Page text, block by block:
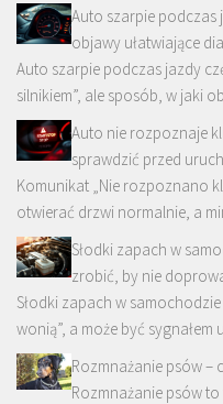
Auto szarpie podczas
objawy ułatwiające
Auto szarpie podczas jazdy
silnikiem”, ale sposób, w jaki
Auto nie rozpoznaje
sprawdzić przed
Komunikat „Nie rozpoznano
otwierać drzwi normalnie, a
Słodki zapach w
zrobić, by nie
Słodki zapach w
wonią”, a może być
Rozmnażanie psów –
Rozmnażanie psów